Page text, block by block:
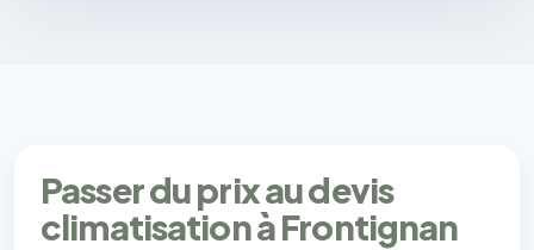
Passer du prix au devis
climatisation à Frontignan